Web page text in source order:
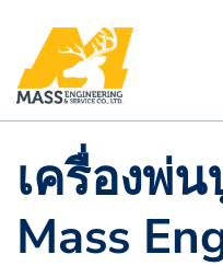
เครื่องพ่
Mass